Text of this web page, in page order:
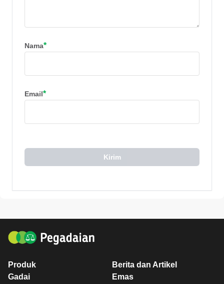
Nama*
Email*
Kirim
Produk
Gadai
Berita dan Artikel
Emas